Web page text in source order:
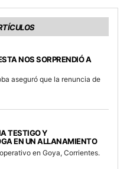
NOS SORPRENDIÓ A
aseguró que la renuncia de
TESTIGO Y
EN UN ALLANAMIENTO
en Goya, Corrientes.